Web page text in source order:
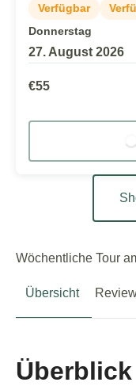
Verfügbar
Donnerstag
27. August 2026
€55
Wöchentliche Tour
Übersicht
Überblick